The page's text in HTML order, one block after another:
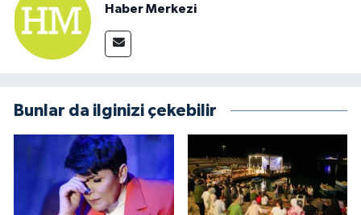
Haber Merkezi
Bunlar da ilginizi çekebilir